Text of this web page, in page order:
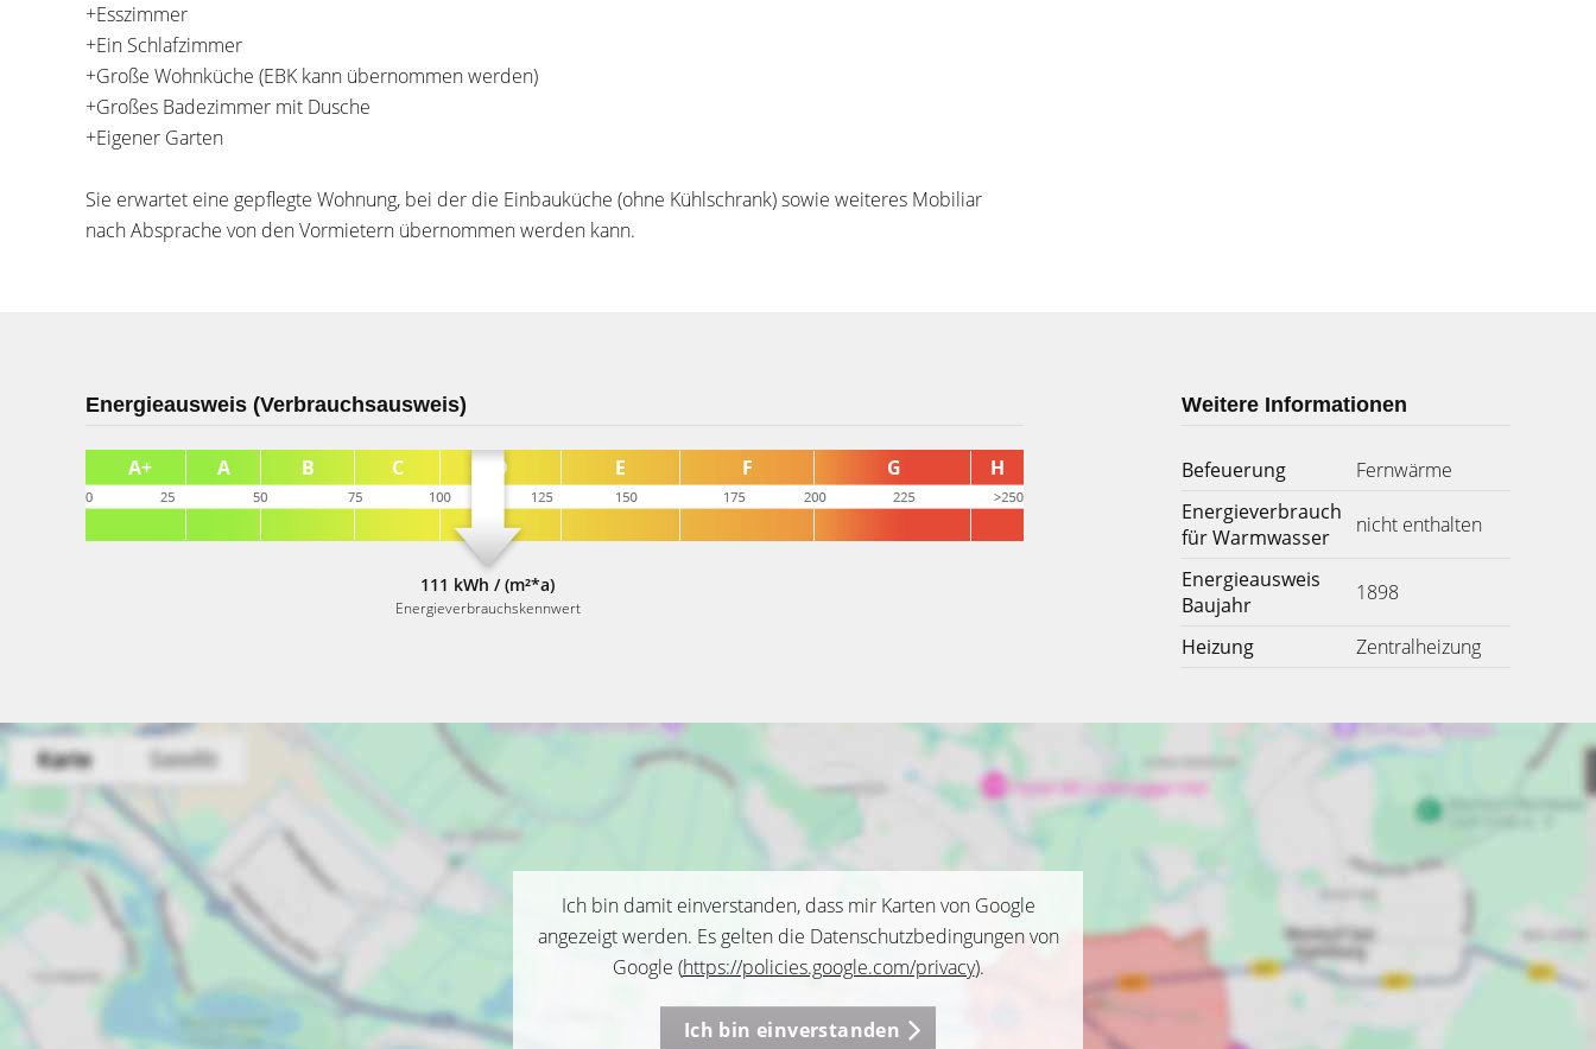
+Esszimmer
+Ein Schlafzimmer
+Große Wohnküche (EBK kann übernommen werden)
+Großes Badezimmer mit Dusche
+Eigener Garten
Sie erwartet eine gepflegte Wohnung, bei der die Einbauküche (ohne Kühlschrank) sowie weiteres Mobiliar
nach Absprache von den Vormietern übernommen werden kann.
Energieausweis (Verbrauchsausweis)
111 kWh / (m²*a)
Energieverbrauchskennwert
Weitere Informationen
Befeuerung
Fernwärme
Energieverbrauch
für Warmwasser
nicht enthalten
Energieausweis
Baujahr
1898
Heizung Zentralheizung
Ich bin damit einverstanden, dass mir Karten von Google
angezeigt werden. Es gelten die Datenschutzbedingungen von
Google (https://policies.google.com/privacy).
Ich bin einverstanden